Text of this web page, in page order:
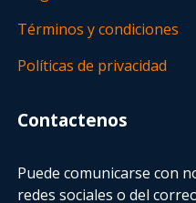
Términos y condiciones
Políticas de privacidad
Contactenos
Puede comunicarse con
redes sociales o del